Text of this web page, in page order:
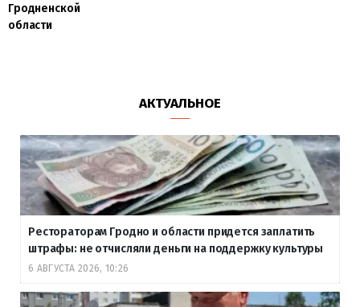
Гродненской
области
АКТУАЛЬНОЕ
Рестораторам Гродно и области придется заплатить
штрафы: не отчисляли деньги на поддержку культуры
6 АВГУСТА 2026, 10:26